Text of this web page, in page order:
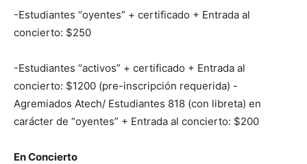
-Estudiantes “oyentes” + certificado + Entrada al
concierto: $250
-Estudiantes “activos” + certificado + Entrada al
concierto: $1200 (pre-inscripción requerida) -
Agremiados Atech/ Estudiantes 818 (con libreta) en
carácter de “oyentes” + Entrada al concierto: $200
En Concierto